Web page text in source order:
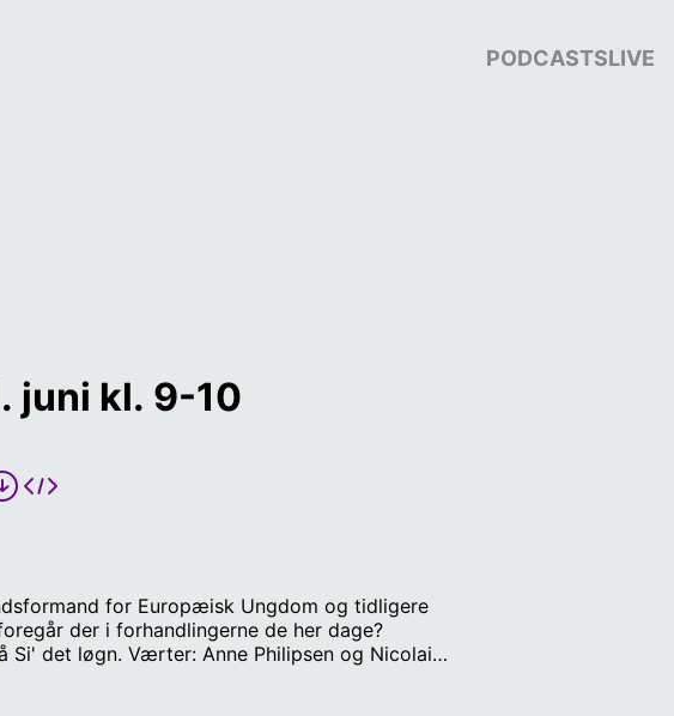
PODCASTSLIVE
juni kl. 9-10
for Europæisk Ungdom og tidligere
der i forhandlingerne de her dage?
Si' det løgn. Værter: Anne Philipsen og Nicolai